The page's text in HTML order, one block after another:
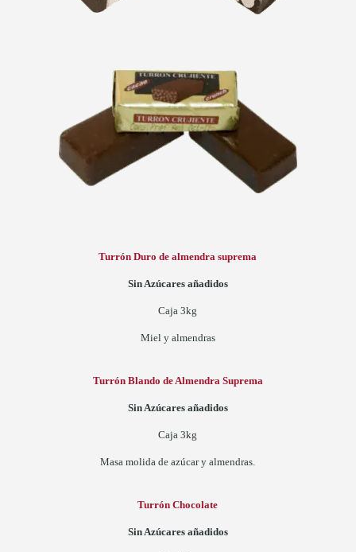
Turrón Duro de almendra suprema
Sin Azúcares añadidos
Caja 3kg
Miel y almendras
Turrón Blando de Almendra Suprema
Sin Azúcares añadidos
Caja 3kg
Masa molida de azúcar y almendras.
Turrón Chocolate
Sin Azúcares añadidos